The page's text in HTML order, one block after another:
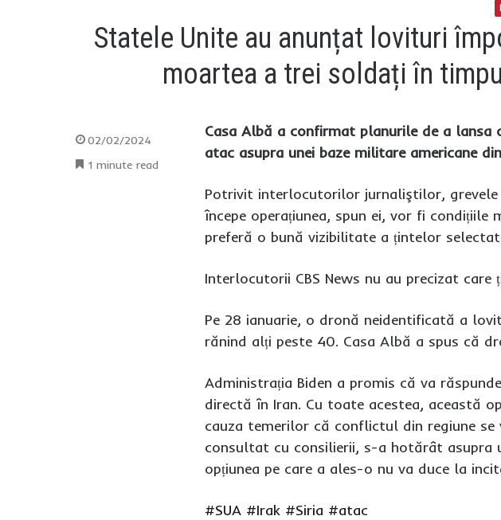
Statele Unite au anunțat lovituri
moartea a trei soldați în
Casa Albă a confirmat planurile de a lansa
atac asupra unei baze militare americane
Potrivit interlocutorilor jurnaliştilor,
începe operațiunea, spun ei, vor fi
preferă o bună vizibilitate a țintelor
Interlocutorii CBS News nu au precizat
Pe 28 ianuarie, o dronă neidentificată a
rănind alți peste 40. Casa Albă a spus că
Administrația Biden a promis că va
directă în Iran. Cu toate acestea, această
cauza temerilor că conflictul din regiune se
consultat cu consilierii, s-a hotărât asupra
opțiunea pe care a ales-o nu va duce la
#SUA #Irak #Siria #atac
02/02/2024
1 minute read